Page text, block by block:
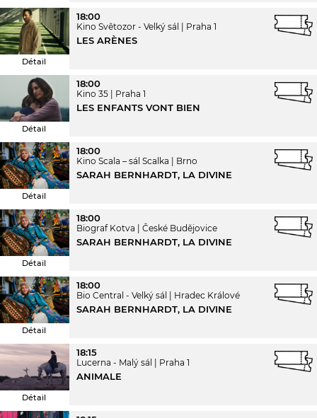
Détail
18:00
Kino Světozor - Velký sál Praha 1
LES ARÈNES
Détail
18:00
Kino 35 Praha 1
LES ENFANTS VONT BIEN
Détail
18:00
Kino Scala – sál Scalka Brno
SARAH BERNHARDT, LA DIVINE
Détail
18:00
Biograf Kotva České Budějovice
SARAH BERNHARDT, LA DIVINE
Détail
18:00
Bio Central - Velký sál Hradec Králové
SARAH BERNHARDT, LA DIVINE
Détail
18:15
Lucerna - Malý sál Praha 1
ANIMALE